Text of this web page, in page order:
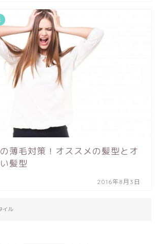
薄毛対策！オススメの髪型とオ
髪型
2016年8月3日
イル